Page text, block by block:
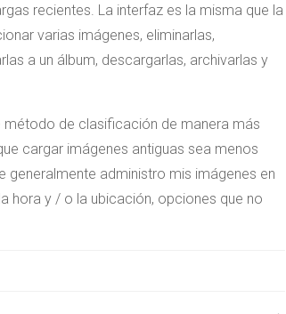
recientes. La interfaz es la misma que la
varias imágenes, eliminarlas,
a un álbum, descargarlas, archivarlas y
de clasificación de manera más
cargar imágenes antiguas sea menos
administro mis imágenes en
hora y / o la ubicación, opciones que no